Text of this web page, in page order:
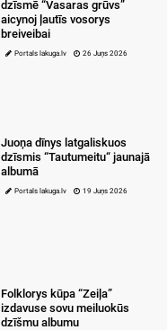
dzīsmē “Vasaras grūvs”
aicynoj ļautīs vosorys
breiveibai
Portals lakuga.lv 26 Juņs 2026
Juoņa dīnys latgaliskuos
dzīsmis “Tautumeitu“ jaunajā
albumā
Portals lakuga.lv 19 Juņs 2026
Folklorys kūpa “Zeiļa”
izdavuse sovu meiluokūs
dzīšmu albumu